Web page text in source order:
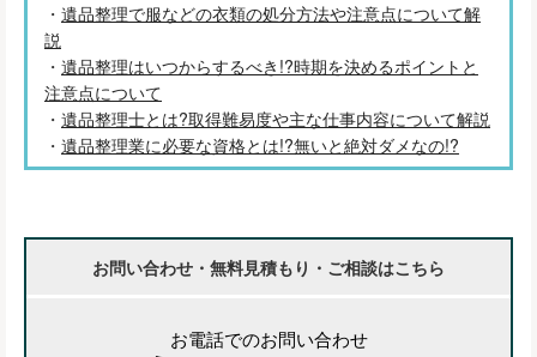
・ 遺品整理で服などの衣類の処分方法や注意点について解
説
・ 遺品整理はいつからするべき!?時期を決めるポイントと
注意点について
・ 遺品整理士とは?取得難易度や主な仕事内容について解説
・ 遺品整理業に必要な資格とは!?無いと絶対ダメなの!?
お問い合わせ・無料見積もり・ご相談はこちら
お電話でのお問い合わせ